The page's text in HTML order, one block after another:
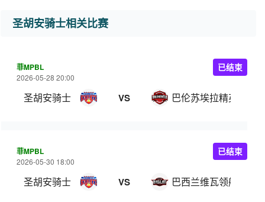
圣胡安骑士相关比赛
菲MPBL
2026-05-28 20:00
圣胡安骑士 VS 巴伦苏埃拉精英
已结束
菲MPBL
2026-05-30 18:00
圣胡安骑士 VS 巴西兰维瓦领航
已结束